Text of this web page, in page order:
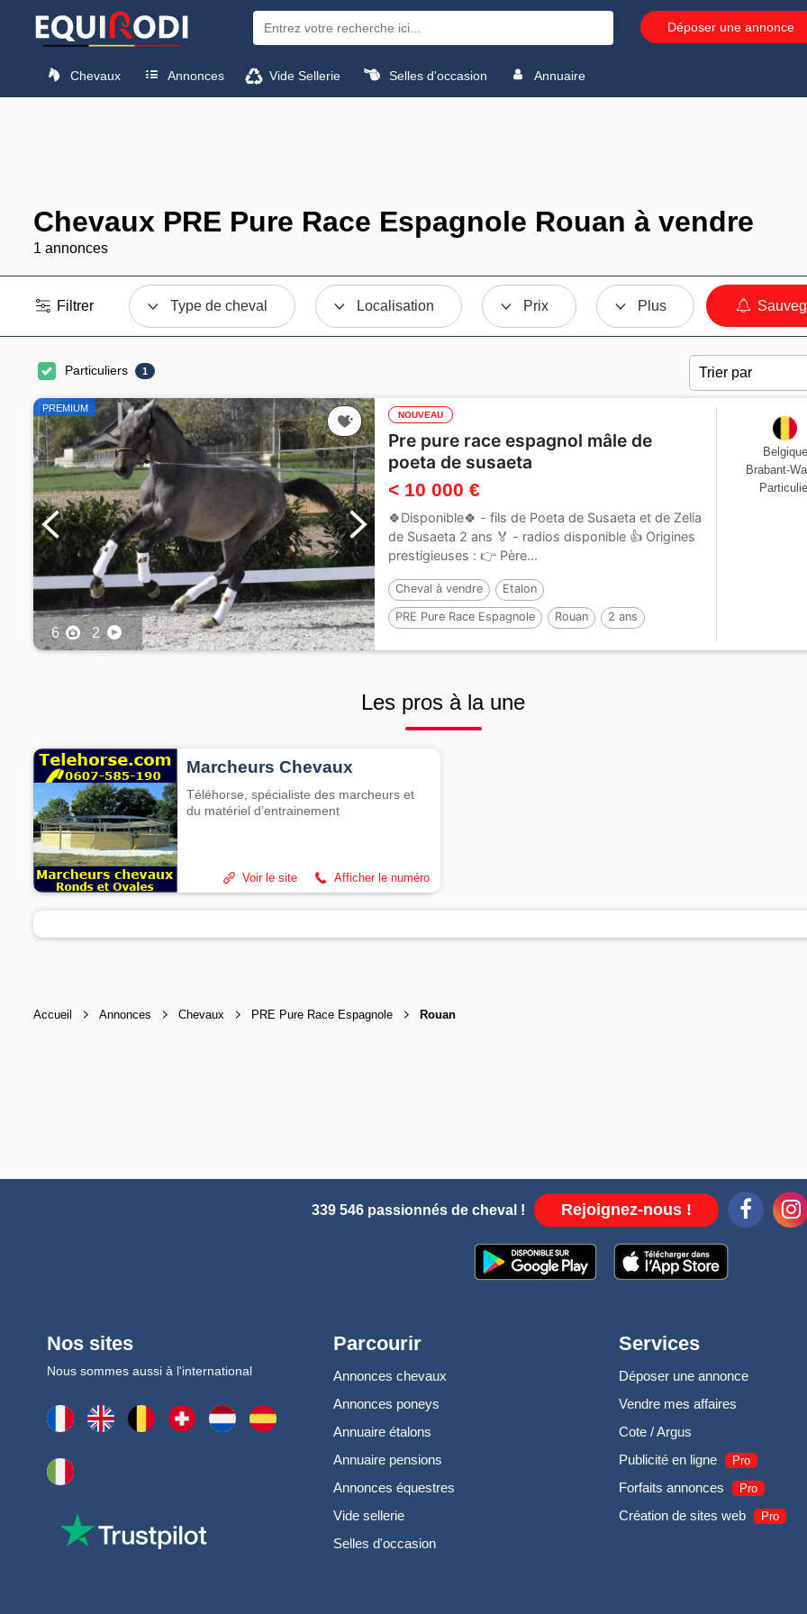
Déposer une annonce
Chevaux Annonces Vide Sellerie Selles d'occasion Annuaire
Chevaux PRE Pure Race Espagnole Rouan à vendre
1 annonces
Filtrer Type de cheval Localisation Prix Plus
Particuliers 1
PREMIUM
6 2
NOUVEAU
Pre pure race espagnol mâle de
poeta de susaeta
< 10 000 €
🍀Disponible🍀 - fils de Poeta de Susaeta et de Zelia
de Susaeta 2 ans 🏅 - radios disponible 👍 Origines
prestigieuses : 👉 Père...
Cheval à vendre Etalon
PRE Pure Race Espagnole Rouan 2 ans
Belgique
Brabant-
Les pros à la une
Marcheurs Chevaux
Téléhorse, spécialiste des marcheurs et
du matériel d’entrainement
Afficher le numéro
Voir le site
Accueil Annonces Chevaux PRE Pure Race Espagnole Rouan
339 546 passionnés de cheval ! Rejoignez-nous !
Nos sites
Nous sommes aussi à l'international
Parcourir
Annonces chevaux
Annonces poneys
Annuaire étalons
Annuaire pensions
Annonces équestres
Vide sellerie
Selles d'occasion
Services
Déposer une annonce
Vendre mes affaires
Cote / Argus
Publicité en ligne
Pro
Forfaits annonces Pro
Création de sites web Pro